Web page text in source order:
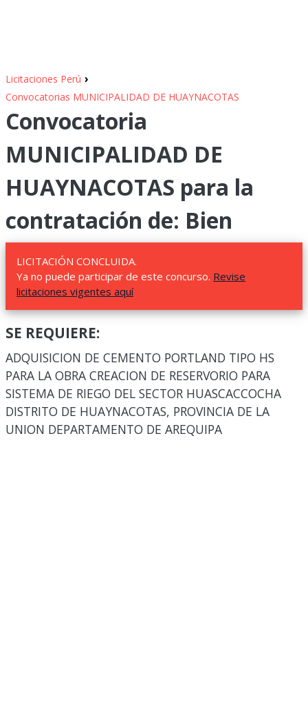
Licitaciones Perú ›
Convocatorias MUNICIPALIDAD DE HUAYNACOTAS
Convocatoria
MUNICIPALIDAD DE
HUAYNACOTAS para la
contratación de: Bien
LICITACIÓN CONCLUIDA.
Ya no puede participar de este concurso. Revise
licitaciones vigentes aquí
SE REQUIERE:
ADQUISICION DE CEMENTO PORTLAND TIPO HS
PARA LA OBRA CREACION DE RESERVORIO PARA
SISTEMA DE RIEGO DEL SECTOR HUASCACCOCHA
DISTRITO DE HUAYNACOTAS, PROVINCIA DE LA
UNION DEPARTAMENTO DE AREQUIPA